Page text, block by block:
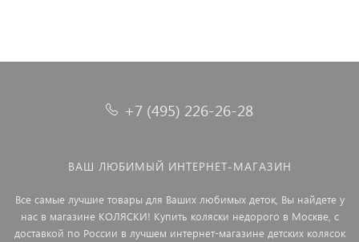
+7 (495) 226-26-28
ВАШ ЛЮБИМЫЙ ИНТЕРНЕТ-МАГАЗИН
Все самые лучшие товары для Ваших любимых деток, Вы найдете у
нас в магазине КОЛЯСКИ! Купить коляски недорого в Москве, с
доставкой по России в лучшем интернет-магазине детских колясок